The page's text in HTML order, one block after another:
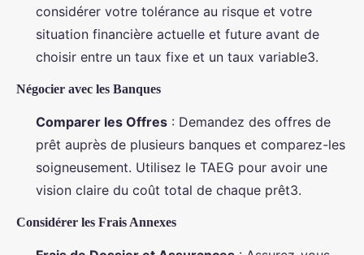
considérer votre tolérance au risque et votre
situation financière actuelle et future avant de
choisir entre un taux fixe et un taux variable3.
Négocier avec les Banques
Comparer les Offres : Demandez des offres de
prêt auprès de plusieurs banques et comparez-les
soigneusement. Utilisez le TAEG pour avoir une
vision claire du coût total de chaque prêt3.
Considérer les Frais Annexes